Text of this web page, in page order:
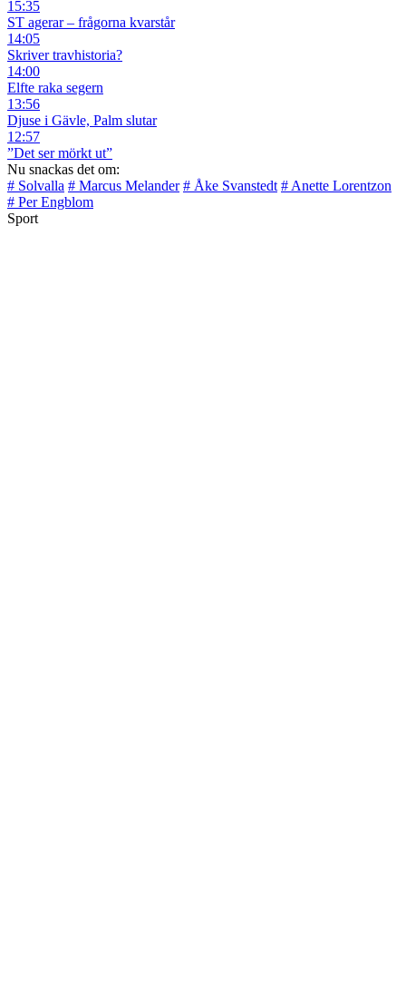
15:35
ST agerar – frågorna kvarstår
14:05
Skriver travhistoria?
14:00
Elfte raka segern
13:56
Djuse i Gävle, Palm slutar
12:57
”Det ser mörkt ut”
Nu snackas det om:
# Solvalla # Marcus Melander # Åke Svanstedt # Anette Lorentzon
# Per Engblom
Sport